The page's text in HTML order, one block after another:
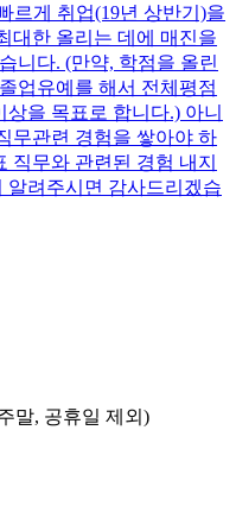
르게 취업(19년 상반기)을
대한 올리는 데에 매진을
니다. (만약, 학점을 올린
업유예를 해서 전체평점
상을 목표로 합니다.) 아니
무관련 경험을 쌓아야 하
직무와 관련된 경험 내지
알려주시면 감사드리겠습
말, 공휴일 제외)